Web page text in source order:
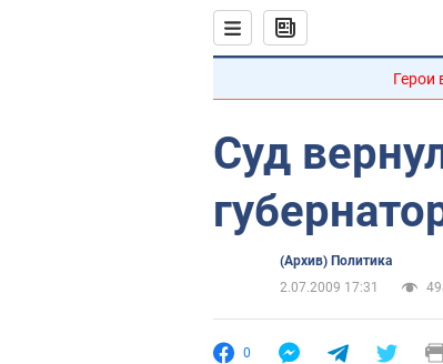
Герои
Суд
(Архив) Политика
2.07.2009 17:31
0